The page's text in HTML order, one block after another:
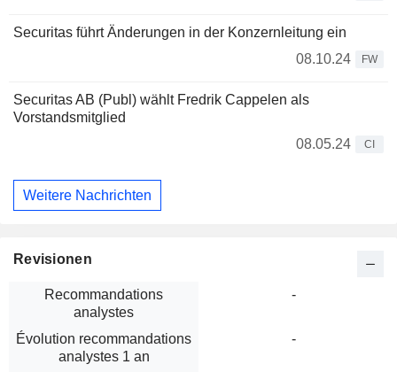
Securitas führt Änderungen in der Konzernleitung ein
08.10.24
FW
Securitas AB (Publ) wählt Fredrik Cappelen als
Vorstandsmitglied
08.05.24
CI
Weitere Nachrichten
Revisionen
Recommandations
analystes
-
Évolution recommandations
analystes 1 an
-